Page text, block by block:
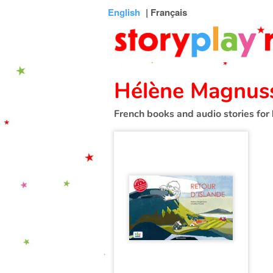
English | Français
Hélène
French books and audio stories for